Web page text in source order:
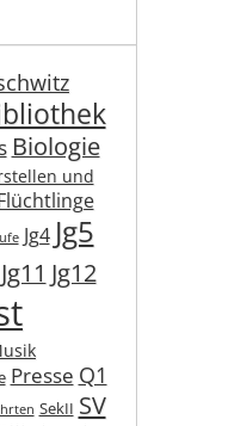
Biologie
und
Jg4 Jg5
Jg11 Jg12
Presse Q1
SekII SV